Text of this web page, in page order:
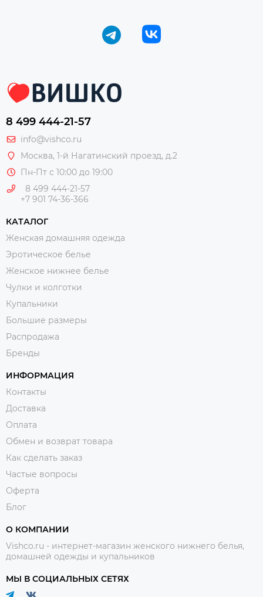
8 499 444-21-57
info@vishco.ru
Москва, 1-й Нагатинский проезд, д.2
Пн-Пт с 10:00 до 19:00
8 499 444-21-57
+7 901 74-36-366
КАТАЛОГ
Женская домашняя одежда
Эротическое белье
Женское нижнее белье
Чулки и колготки
Купальники
Большие размеры
Распродажа
Бренды
ИНФОРМАЦИЯ
Контакты
Доставка
Оплата
Обмен и возврат товара
Как сделать заказ
Частые вопросы
Оферта
Блог
О КОМПАНИИ
Vishco.ru - интернет-магазин женского нижнего белья,
домашней одежды и купальников
МЫ В СОЦИАЛЬНЫХ СЕТЯХ